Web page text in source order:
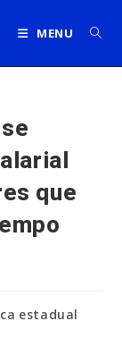
MENU
que
estadual